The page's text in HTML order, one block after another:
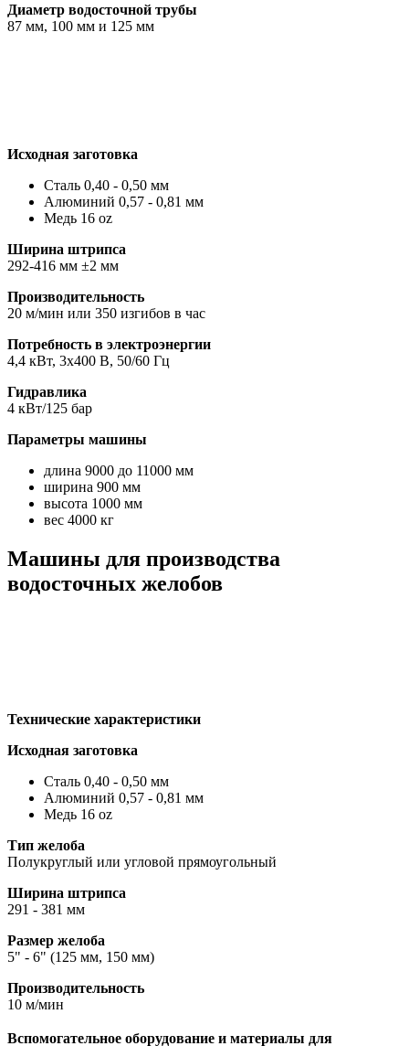
Диаметр водосточной трубы
87 мм, 100 мм и 125 мм
Исходная заготовка
Сталь 0,40 - 0,50 мм
Алюминий 0,57 - 0,81 мм
Медь 16 oz
Ширина штрипса
292-416 мм ±2 мм
Производительность
20 м/мин или 350 изгибов в час
Потребность в электроэнергии
4,4 кВт, 3x400 В, 50/60 Гц
Гидравлика
4 кВт/125 бар
Параметры машины
длина 9000 до 11000 мм
ширина 900 мм
высота 1000 мм
вес 4000 кг
Машины для производства
водосточных желобов
Технические характеристики
Исходная заготовка
Сталь 0,40 - 0,50 мм
Алюминий 0,57 - 0,81 мм
Медь 16 oz
Тип желоба
Полукруглый или угловой прямоугольный
Ширина штрипса
291 - 381 мм
Размер желоба
5" - 6" (125 мм, 150 мм)
Производительность
10 м/мин
Вспомогательное оборудование и материалы для